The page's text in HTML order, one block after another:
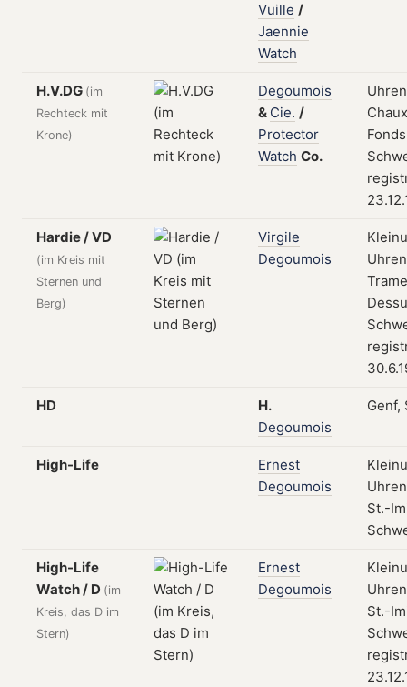
Vuille /
Jaennie
Watch
H.V.DG (im
Rechteck mit
Krone)
Degoumois
& Cie. /
Protector
Watch Co.
Hardie / VD
(im Kreis mit
Sternen und
Berg)
Virgile
Degoumois
HD
H.
Degoumois
Genf,
High-Life
Ernest
Degoumois
St.-
High-Life
Watch / D (im
Kreis, das D im
Stern)
Ernest
Degoumois
St.-